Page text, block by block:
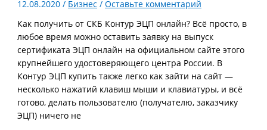
12.08.2020/ Бизнес /Оставьте комментарий
Как получить от СКБ Контур ЭЦП онлайн? Всё просто, в
любое время можно оставить заявку на выпуск
сертификата ЭЦП онлайн на официальном сайте этого
крупнейшего удостоверяющего центра России. В
Контур ЭЦП купить также легко как зайти на сайт —
несколько нажатий клавиш мыши и клавиатуры, и всё
готово, делать пользователю (получателю, заказчику
ЭЦП) ничего не